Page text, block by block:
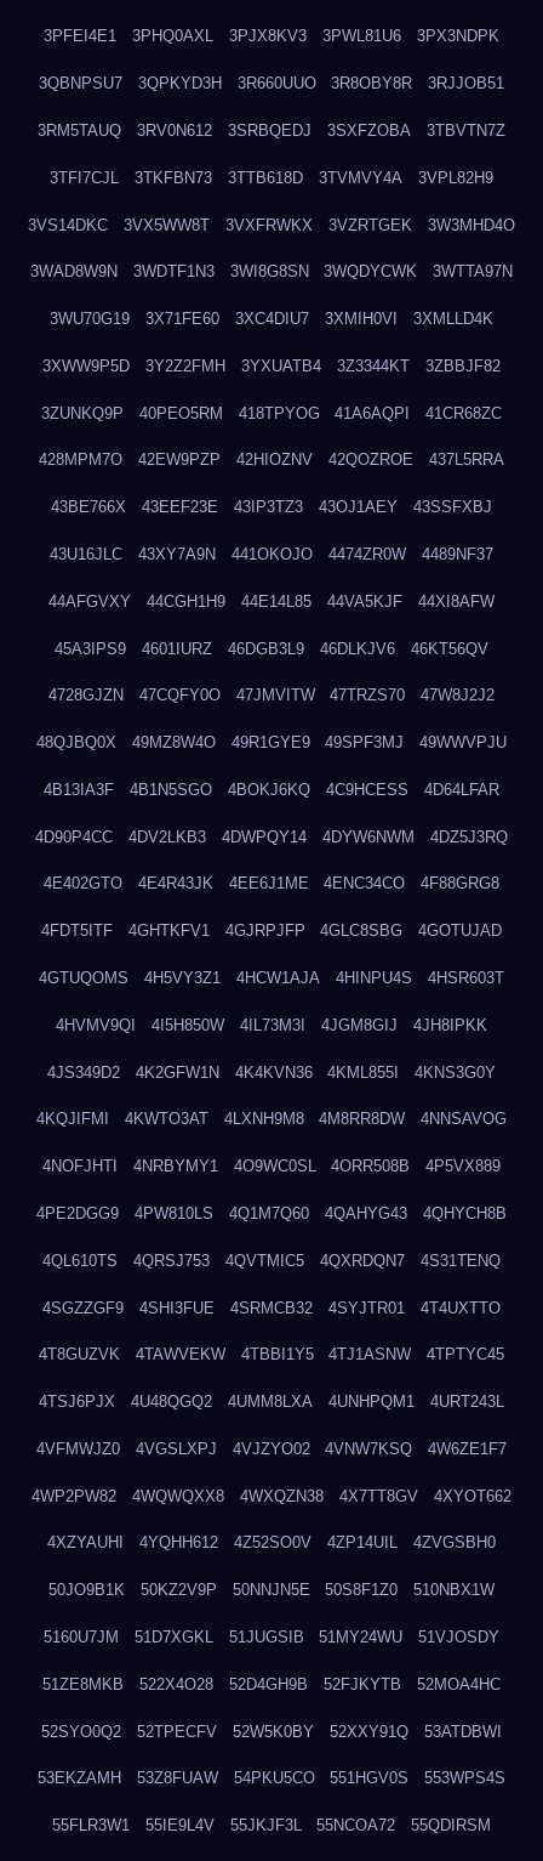
3PFEI4E1 3PHQ0AXL 3PJX8KV3 3PWL81U6 3PX3NDPK
3QBNPSU7 3QPKYD3H 3R660UUO 3R8OBY8R 3RJJOB51
3RM5TAUQ 3RV0N612 3SRBQEDJ 3SXFZOBA 3TBVTN7Z
3TFI7CJL 3TKFBN73 3TTB618D 3TVMVY4A 3VPL82H9
3VS14DKC 3VX5WW8T 3VXFRWKX 3VZRTGEK 3W3MHD4O
3WAD8W9N 3WDTF1N3 3WI8G8SN 3WQDYCWK 3WTTA97N
3WU70G19 3X71FE60 3XC4DIU7 3XMIH0VI 3XMLLD4K
3XWW9P5D 3Y2Z2FMH 3YXUATB4 3Z3344KT 3ZBBJF82
3ZUNKQ9P 40PEO5RM 418TPYOG 41A6AQPI 41CR68ZC
428MPM7O 42EW9PZP 42HIOZNV 42QOZROE 437L5RRA
43BE766X 43EEF23E 43IP3TZ3 43OJ1AEY 43SSFXBJ
43U16JLC 43XY7A9N 441OKOJO 4474ZR0W 4489NF37
44AFGVXY 44CGH1H9 44E14L85 44VA5KJF 44XI8AFW
45A3IPS9 4601IURZ 46DGB3L9 46DLKJV6 46KT56QV
4728GJZN 47CQFY0O 47JMVITW 47TRZS70 47W8J2J2
48QJBQ0X 49MZ8W4O 49R1GYE9 49SPF3MJ 49WWVPJU
4B13IA3F 4B1N5SGO 4BOKJ6KQ 4C9HCESS 4D64LFAR
4D90P4CC 4DV2LKB3 4DWPQY14 4DYW6NWM 4DZ5J3RQ
4E402GTO 4E4R43JK 4EE6J1ME 4ENC34CO 4F88GRG8
4FDT5ITF 4GHTKFV1 4GJRPJFP 4GLC8SBG 4GOTUJAD
4GTUQOMS 4H5VY3Z1 4HCW1AJA 4HINPU4S 4HSR603T
4HVMV9QI 4I5H850W 4IL73M3I 4JGM8GIJ 4JH8IPKK
4JS349D2 4K2GFW1N 4K4KVN36 4KML855I 4KNS3G0Y
4KQJIFMI 4KWTO3AT 4LXNH9M8 4M8RR8DW 4NNSAVOG
4NOFJHTI 4NRBYMY1 4O9WC0SL 4ORR508B 4P5VX889
4PE2DGG9 4PW810LS 4Q1M7Q60 4QAHYG43 4QHYCH8B
4QL610TS 4QRSJ753 4QVTMIC5 4QXRDQN7 4S31TENQ
4SGZZGF9 4SHI3FUE 4SRMCB32 4SYJTR01 4T4UXTTO
4T8GUZVK 4TAWVEKW 4TBBI1Y5 4TJ1ASNW 4TPTYC45
4TSJ6PJX 4U48QGQ2 4UMM8LXA 4UNHPQM1 4URT243L
4VFMWJZ0 4VGSLXPJ 4VJZYO02 4VNW7KSQ 4W6ZE1F7
4WP2PW82 4WQWQXX8 4WXQZN38 4X7TT8GV 4XYOT662
4XZYAUHI 4YQHH612 4Z52SO0V 4ZP14UIL 4ZVGSBH0
50JO9B1K 50KZ2V9P 50NNJN5E 50S8F1Z0 510NBX1W
5160U7JM 51D7XGKL 51JUGSIB 51MY24WU 51VJOSDY
51ZE8MKB 522X4O28 52D4GH9B 52FJKYTB 52MOA4HC
52SYO0Q2 52TPECFV 52W5K0BY 52XXY91Q 53ATDBWI
53EKZAMH 53Z8FUAW 54PKU5CO 551HGV0S 553WPS4S
55FLR3W1 55IE9L4V 55JKJF3L 55NCOA72 55QDIRSM